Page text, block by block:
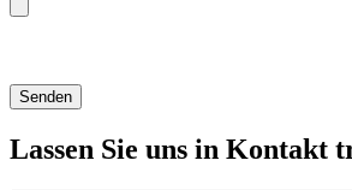
Lassen Sie uns in Kontakt